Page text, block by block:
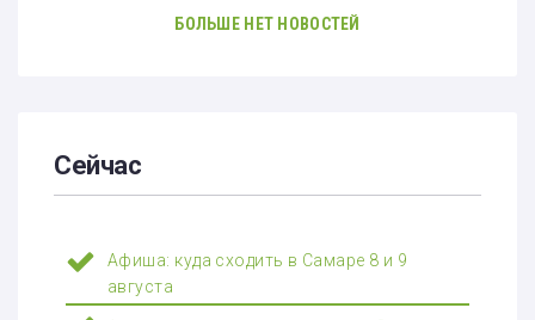
БОЛЬШЕ НЕТ НОВОСТЕЙ
Сейчас
Афиша: куда сходить в Самаре 8 и 9
августа